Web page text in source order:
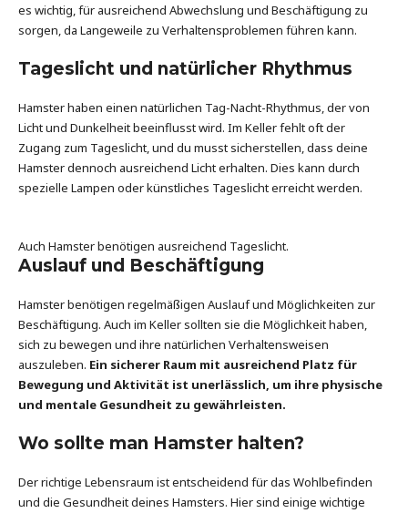
es wichtig, für ausreichend Abwechslung und Beschäftigung zu
sorgen, da Langeweile zu Verhaltensproblemen führen kann.
Tageslicht und natürlicher Rhythmus
Hamster haben einen natürlichen Tag-Nacht-Rhythmus, der von
Licht und Dunkelheit beeinflusst wird. Im Keller fehlt oft der
Zugang zum Tageslicht, und du musst sicherstellen, dass deine
Hamster dennoch ausreichend Licht erhalten. Dies kann durch
spezielle Lampen oder künstliches Tageslicht erreicht werden.
Auch Hamster benötigen ausreichend Tageslicht.
Auslauf und Beschäftigung
Hamster benötigen regelmäßigen Auslauf und Möglichkeiten zur
Beschäftigung. Auch im Keller sollten sie die Möglichkeit haben,
sich zu bewegen und ihre natürlichen Verhaltensweisen
auszuleben. Ein sicherer Raum mit ausreichend Platz für
Bewegung und Aktivität ist unerlässlich, um ihre physische
und mentale Gesundheit zu gewährleisten.
Wo sollte man Hamster halten?
Der richtige Lebensraum ist entscheidend für das Wohlbefinden
und die Gesundheit deines Hamsters. Hier sind einige wichtige